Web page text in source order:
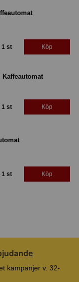
1 st Köp
Kaffeautomat
1 st Köp
1 st Köp
kampanjer v. 32-